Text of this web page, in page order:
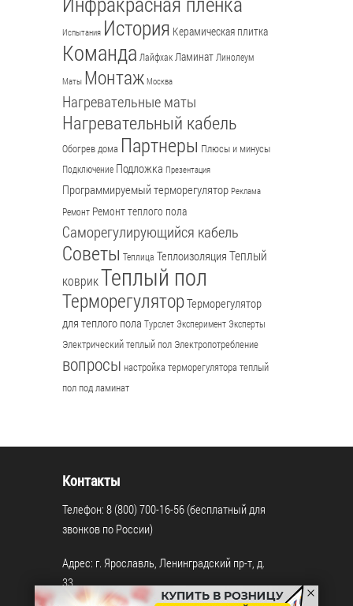
Испытания История Керамическая плитка
Команда ЛайфхакЛаминат Линолеум
Маты Монтаж Москва
Нагревательные маты
Нагревательный кабель
Обогрев дома Партнеры Плюсы и минусы
Подключение Подложка Презентация
Программируемый терморегулятор Реклама
Ремонт Ремонт теплого пола
Саморегулирующийся кабель
Советы Теплица Теплоизоляция Теплый
коврикТеплый пол
ТерморегуляторТерморегулятор
для теплого пола Турслет Эксперимент Эксперты
Электрический теплый пол Электропотребление
вопросы настройка терморегуляторатеплый
пол под ламинат
Контакты
Телефон: 8 (800) 700-16-56 (бесплатный для
звонков по России)
Адрес: г. Ярославль, Ленинградский пр-т, д.
33